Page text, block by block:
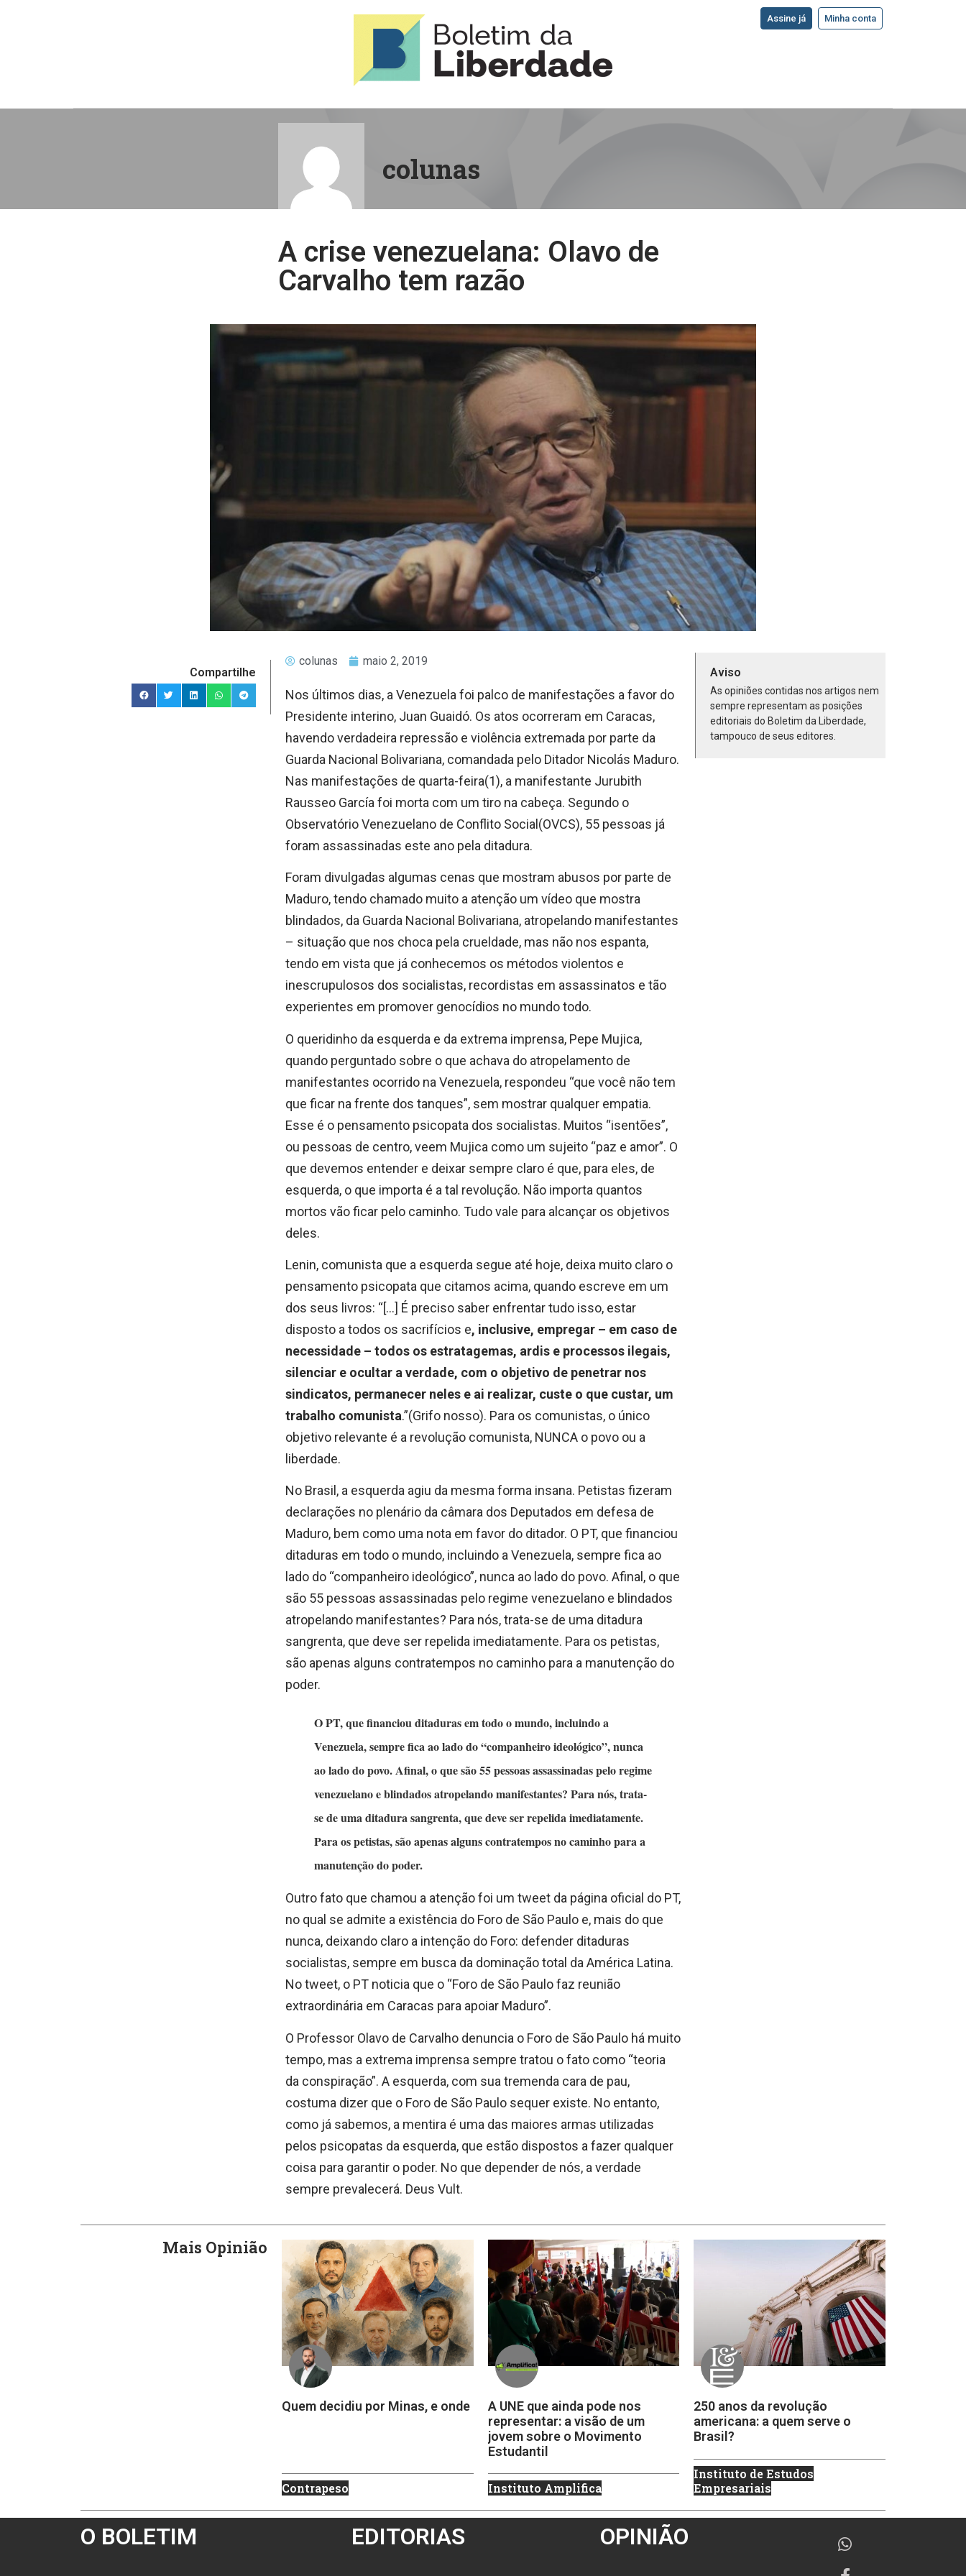
Assine já Minha conta
colunas
A crise venezuelana: Olavo de
Carvalho tem razão
Compartilhe
colunas maio 2, 2019
Nos últimos dias, a Venezuela foi palco de manifestações a favor do
Presidente interino, Juan Guaidó. Os atos ocorreram em Caracas,
havendo verdadeira repressão e violência extremada por parte da
Guarda Nacional Bolivariana, comandada pelo Ditador Nicolás Maduro.
Nas manifestações de quarta-feira(1), a manifestante Jurubith
Rausseo García foi morta com um tiro na cabeça. Segundo o
Observatório Venezuelano de Conflito Social(OVCS), 55 pessoas já
foram assassinadas este ano pela ditadura.
Foram divulgadas algumas cenas que mostram abusos por parte de
Maduro, tendo chamado muito a atenção um vídeo que mostra
blindados, da Guarda Nacional Bolivariana, atropelando manifestantes
– situação que nos choca pela crueldade, mas não nos espanta,
tendo em vista que já conhecemos os métodos violentos e
inescrupulosos dos socialistas, recordistas em assassinatos e tão
experientes em promover genocídios no mundo todo.
O queridinho da esquerda e da extrema imprensa, Pepe Mujica,
quando perguntado sobre o que achava do atropelamento de
manifestantes ocorrido na Venezuela, respondeu “que você não tem
que ficar na frente dos tanques”, sem mostrar qualquer empatia.
Esse é o pensamento psicopata dos socialistas. Muitos “isentões”,
ou pessoas de centro, veem Mujica como um sujeito “paz e amor”. O
que devemos entender e deixar sempre claro é que, para eles, de
esquerda, o que importa é a tal revolução. Não importa quantos
mortos vão ficar pelo caminho. Tudo vale para alcançar os objetivos
deles.
Lenin, comunista que a esquerda segue até hoje, deixa muito claro o
pensamento psicopata que citamos acima, quando escreve em um
dos seus livros: “[…] É preciso saber enfrentar tudo isso, estar
disposto a todos os sacrifícios e, inclusive, empregar – em caso de
necessidade – todos os estratagemas, ardis e processos ilegais,
silenciar e ocultar a verdade, com o objetivo de penetrar nos
sindicatos, permanecer neles e ai realizar, custe o que custar, um
trabalho comunista.”(Grifo nosso). Para os comunistas, o único
objetivo relevante é a revolução comunista, NUNCA o povo ou a
liberdade.
No Brasil, a esquerda agiu da mesma forma insana. Petistas fizeram
declarações no plenário da câmara dos Deputados em defesa de
Maduro, bem como uma nota em favor do ditador. O PT, que financiou
ditaduras em todo o mundo, incluindo a Venezuela, sempre fica ao
lado do “companheiro ideológico”, nunca ao lado do povo. Afinal, o que
são 55 pessoas assassinadas pelo regime venezuelano e blindados
atropelando manifestantes? Para nós, trata-se de uma ditadura
sangrenta, que deve ser repelida imediatamente. Para os petistas,
são apenas alguns contratempos no caminho para a manutenção do
poder.
O PT, que financiou ditaduras em todo o mundo, incluindo a
Venezuela, sempre fica ao lado do “companheiro ideológico”, nunca
ao lado do povo. Afinal, o que são 55 pessoas assassinadas pelo regime
venezuelano e blindados atropelando manifestantes? Para nós, trata-
se de uma ditadura sangrenta, que deve ser repelida imediatamente.
Para os petistas, são apenas alguns contratempos no caminho para a
manutenção do poder.
Outro fato que chamou a atenção foi um tweet da página oficial do PT,
no qual se admite a existência do Foro de São Paulo e, mais do que
nunca, deixando claro a intenção do Foro: defender ditaduras
socialistas, sempre em busca da dominação total da América Latina.
No tweet, o PT noticia que o “Foro de São Paulo faz reunião
extraordinária em Caracas para apoiar Maduro”.
O Professor Olavo de Carvalho denuncia o Foro de São Paulo há muito
tempo, mas a extrema imprensa sempre tratou o fato como “teoria
da conspiração”. A esquerda, com sua tremenda cara de pau,
costuma dizer que o Foro de São Paulo sequer existe. No entanto,
como já sabemos, a mentira é uma das maiores armas utilizadas
pelos psicopatas da esquerda, que estão dispostos a fazer qualquer
coisa para garantir o poder. No que depender de nós, a verdade
sempre prevalecerá. Deus Vult.
Aviso
As opiniões contidas nos artigos nem
sempre representam as posições
editoriais do Boletim da Liberdade,
tampouco de seus editores.
Mais Opinião
Quem decidiu por Minas, e onde
Contrapeso
A UNE que ainda pode nos
representar: a visão de um
jovem sobre o Movimento
Estudantil
Instituto Amplifica
250 anos da revolução
americana: a quem serve o
Brasil?
Instituto de Estudos
Empresariais
O BOLETIM EDITORIAS OPINIÃO